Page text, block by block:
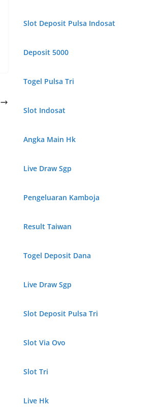
Slot Deposit Pulsa Indosat
Deposit 5000
Togel Pulsa Tri
Slot Indosat
Angka Main Hk
Live Draw Sgp
Pengeluaran Kamboja
Result Taiwan
Togel Deposit Dana
Live Draw Sgp
Slot Deposit Pulsa Tri
Slot Via Ovo
Slot Tri
Live Hk